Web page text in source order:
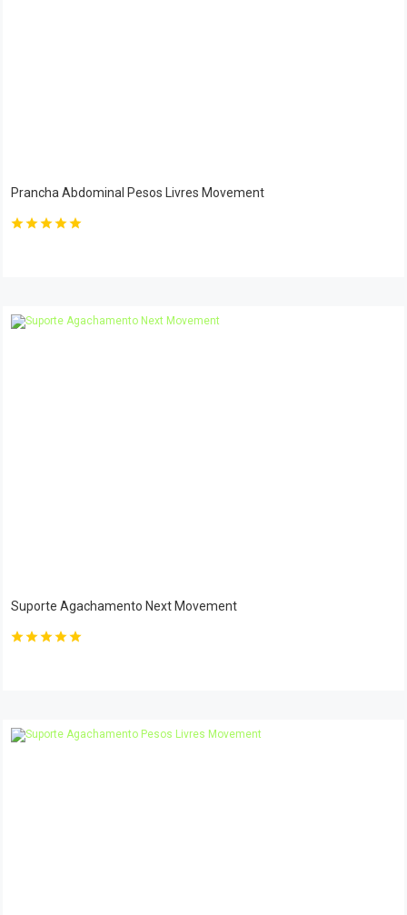
Prancha Abdominal Pesos Livres Movement
Suporte Agachamento Next Movement